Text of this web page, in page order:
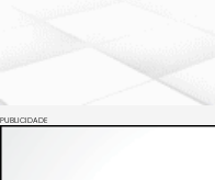
PUBLICIDADE